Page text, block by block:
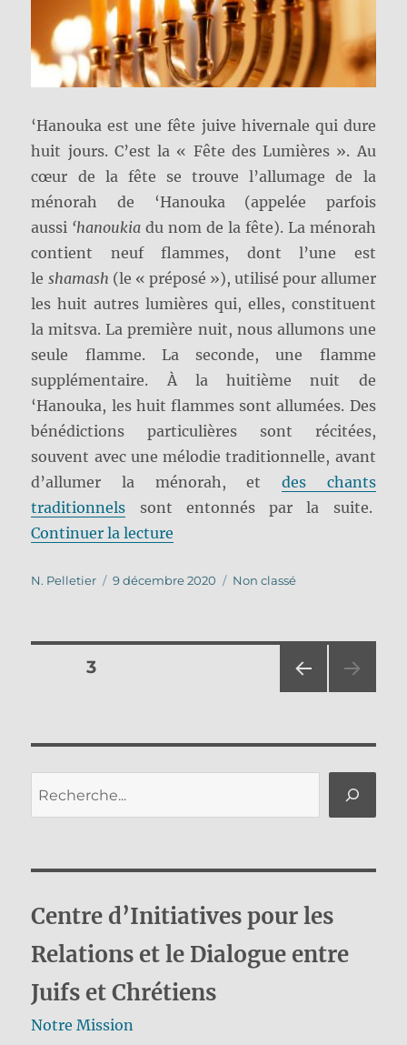
‘Hanouka est une fête juive hivernale qui dure
huit jours. C’est la « Fête des Lumières ». Au
cœur de la fête se trouve l’allumage de la
ménorah de ‘Hanouka (appelée parfois
aussi ‘hanoukia du nom de la fête). La ménorah
contient neuf flammes, dont l’une est
le shamash (le « préposé »), utilisé pour allumer
les huit autres lumières qui, elles, constituent
la mitsva. La première nuit, nous allumons une
seule flamme. La seconde, une flamme
supplémentaire. À la huitième nuit de
‘Hanouka, les huit flammes sont allumées. Des
bénédictions particulières sont récitées,
souvent avec une mélodie traditionnelle, avant
d’allumer la ménorah, et des chants
traditionnels sont entonnés par la suite.
Continuer la lecture
Auteur
N. Pelletier
Publié
9 décembre 2020 Catégories
Non classé
Pagination
publications
CÉD
ENT
PAGE3
Centre d’Initiatives pour les
Relations et le Dialogue entre
Juifs et Chrétiens
Notre Mission